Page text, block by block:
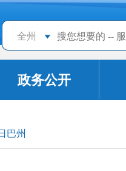
全州
政务公开
巴州